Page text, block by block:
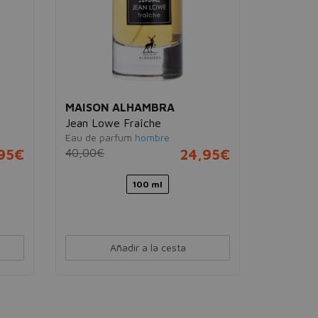
MAISON ALHAMBRA
Jean Lowe Fraîche
Eau de parfum hombre
40,00€ 24,95€
100 ml
Añadir a la cesta